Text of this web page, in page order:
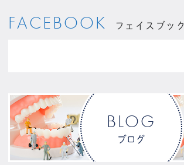
FACEBOOK フェイスブック
BLOG
ブログ